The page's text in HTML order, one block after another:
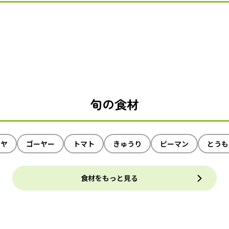
旬の食材
ゴーヤー トマト きゅうり ピーマン とう
食材をもっと見る